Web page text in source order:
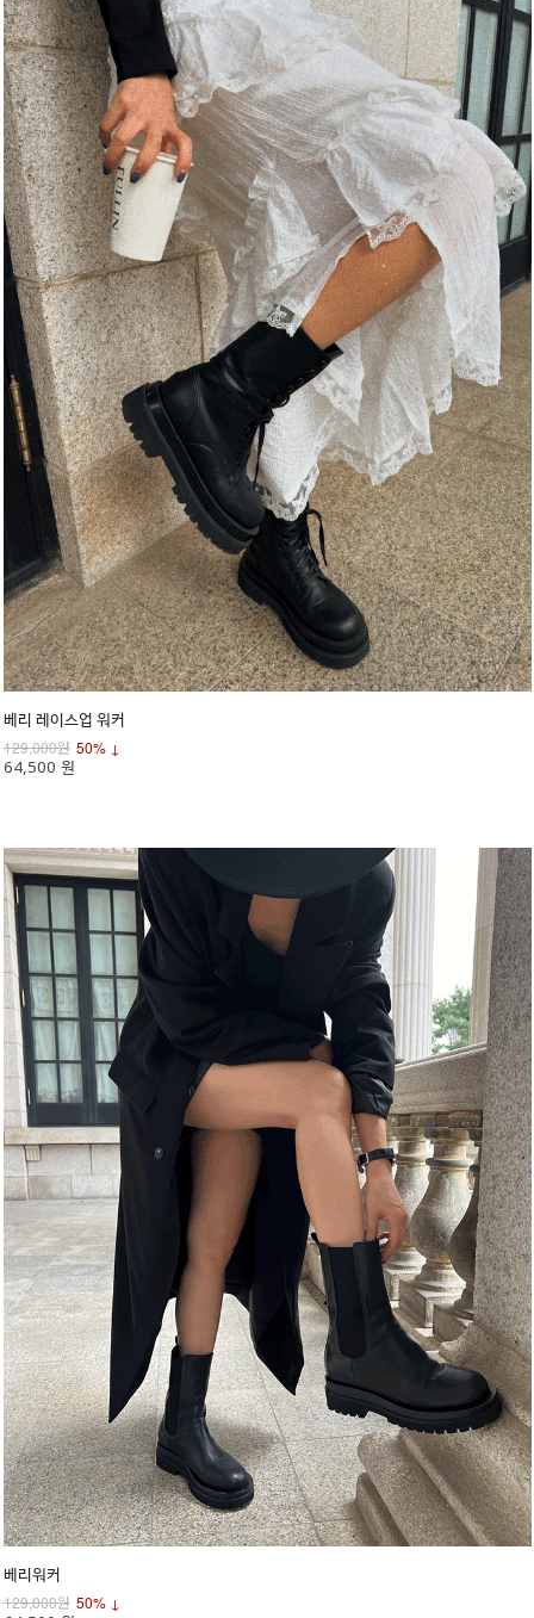
베리 레이스업 워커
129,000원 50% ↓
64,500 원
베리워커
129,000원 50% ↓